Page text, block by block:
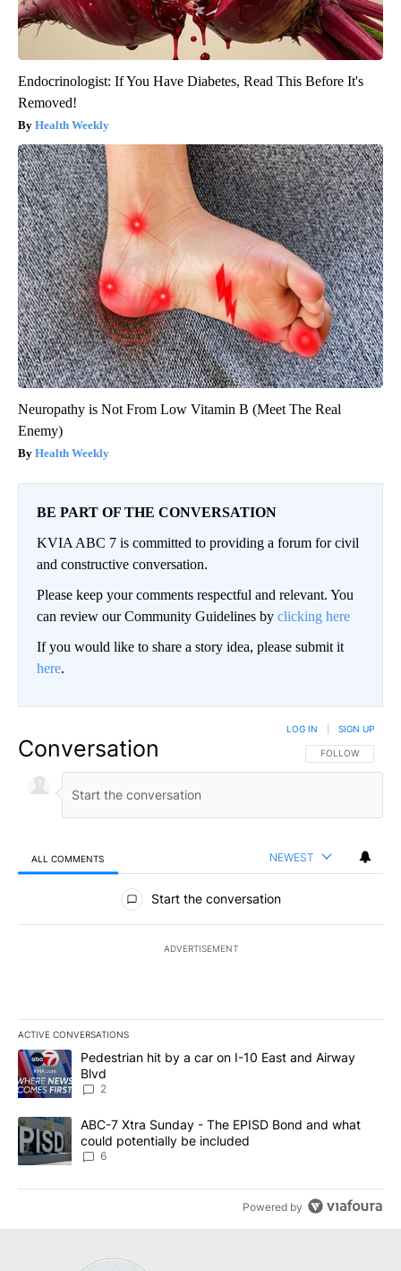
Endocrinologist: If You Have Diabetes, Read This Before It's
Removed!
Health Weekly
Neuropathy is Not From Low Vitamin B (Meet The Real
Enemy)
Health Weekly
BE PART OF THE CONVERSATION
KVIA ABC 7 is committed to providing a forum for civil
and constructive conversation.
Please keep your comments respectful and relevant. You
can review our Community Guidelines by clicking here
If you would like to share a story idea, please submit it
here.
Conversation FOLLOW THIS
FOLLOW
LOG IN SIGN UP
ALL COMMENTS NEWEST
All Comments
Start the conversation
ADVERTISEMENT
ACTIVE CONVERSATIONS
The following is a list of the most commented articles in the last
A trending article titled "Pedestrian hit by a car on I-10 East and
Pedestrian hit by a car on I-10 East and Airway
Blvd
2
A trending article titled "ABC-7 Xtra Sunday - The EPISD Bond
ABC-7 Xtra Sunday - The EPISD Bond and what
could potentially be included
6
Powered by